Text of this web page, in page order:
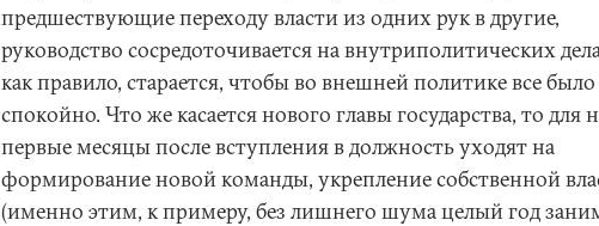
предшествующие переходу власти из одних рук в другие,
руководство сосредоточивается на внутриполитических
как правило, старается, чтобы во внешней политике все было
спокойно. Что же касается нового главы государства, то для
первые месяцы после вступления в должность уходят на
формирование новой команды, укрепление собственной
(именно этим, к примеру, без лишнего шума целый год